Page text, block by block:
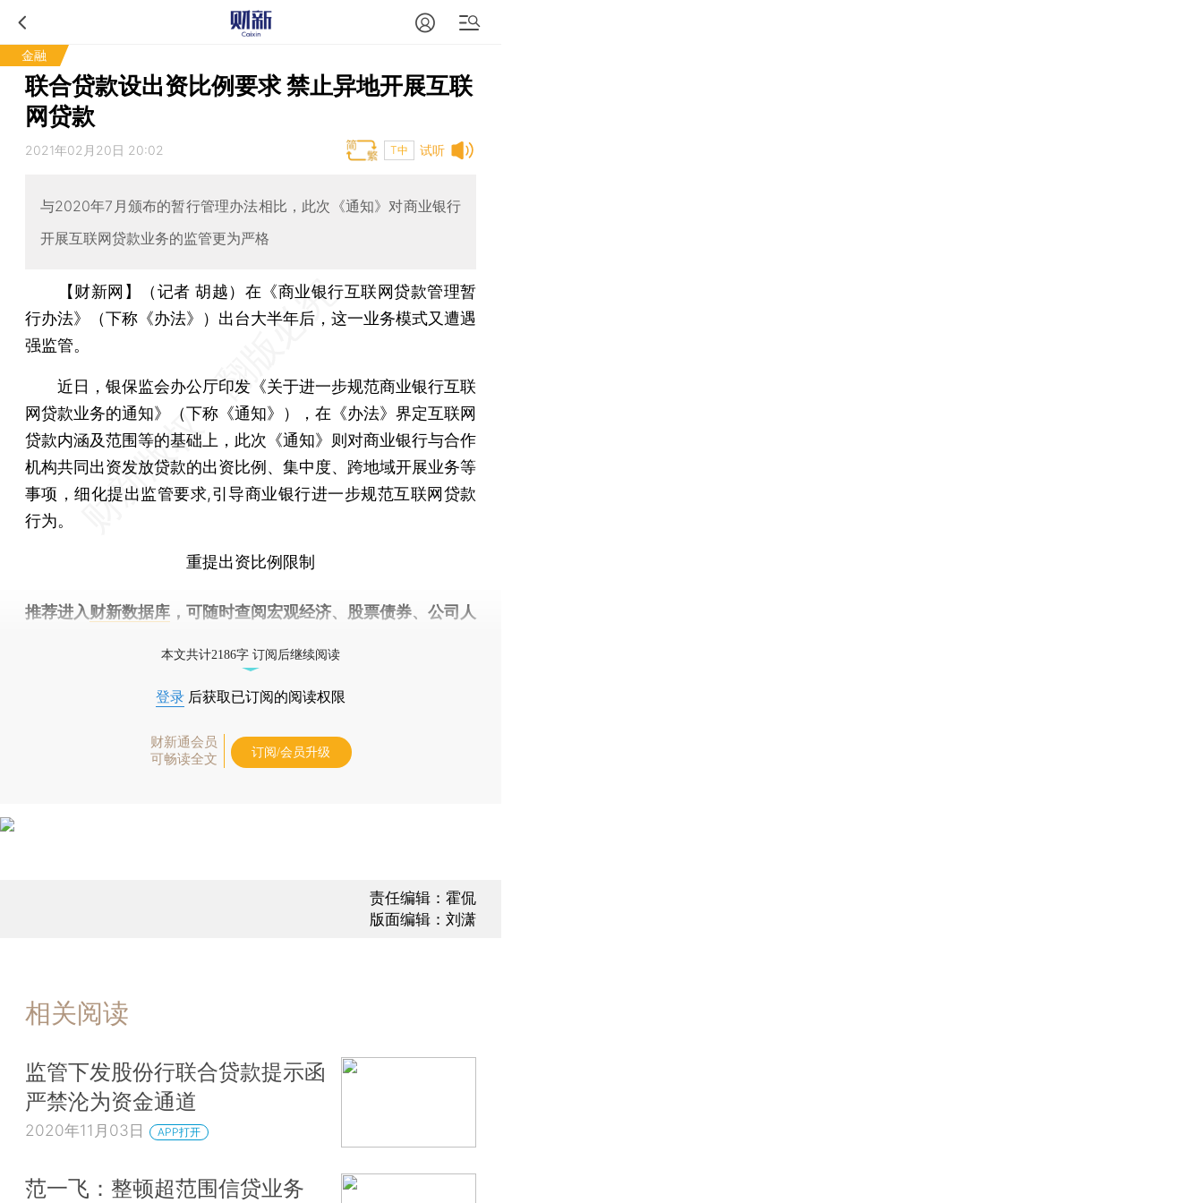
金融
联合贷款设出资比例要求 禁止异地开展互联
网贷款
试听
2021年02月20日 20:02 T中
与2020年7月颁布的暂行管理办法相比，此次《通知》对商业银行
开展互联网贷款业务的监管更为严格
【财新网】（记者 胡越） 在《商业银行互联网贷款管理暂
行办法》（下称《办法》）出台大半年后，这一业务模式又遭遇
强监管。
近日，银保监会办公厅印发《关于进一步规范商业银行互联
网贷款业务的通知》（下称《通知》），在《办法》界定互联网
贷款内涵及范围等的基础上，此次《通知》则对商业银行与合作
机构共同出资发放贷款的出资比例、集中度、跨地域开展业务等
事项，细化提出监管要求,引导商业银行进一步规范互联网贷款
行为。
重提出资比例限制
推荐进入财新数据库 ，可随时查阅宏观经济、股票债券、公司人
本文共计2186字 订阅后继续阅读
登录 后获取已订阅的阅读权限
财新通会员
可畅读全文
订阅/会员升级
责任编辑：霍侃
版面编辑：刘潇
相关阅读
监管下发股份行联合贷款提示函
严禁沦为资金通道
2020年11月03日 APP打开
范一飞：整顿超范围信贷业务